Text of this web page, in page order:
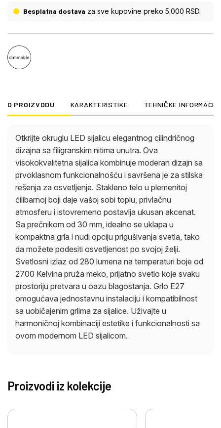
temperaturi boje od 2700 Kelvina pruža meko,
jednostavnu instalaciju i kompatibilnost sa
uobičajenim grlima za sijalice. Uživajte u
harmoničnoj kombinaciji estetike i funkcionalnosti
Besplatna dostava za sve kupovine preko 5.000 RSD.
O PROIZVODU KARAKTERISTIKE TEHNIČKE
Otkrijte okruglu LED sijalicu elegantnog cilindričnog
dizajna sa filigranskim nitima unutra. Ova
visokokvalitetna sijalica kombinuje moderan dizajn sa
prvoklasnom funkcionalnošću i savršena je za stilska
rešenja za osvetljenje. Stakleno telo u plemenitoj
ćilibarnoj boji daje vašoj sobi toplu, privlačnu
atmosferu i istovremeno postavlja ukusan akcenat.
Sa prečnikom od 30 mm, idealno se uklapa u
kompaktna grla i nudi opciju prigušivanja svetla, tako
da možete podesiti osvetljenost po svojoj želji.
Svetlosni izlaz od 280 lumena na temperaturi boje od
2700 Kelvina pruža meko, prijatno svetlo koje svaku
prostoriju pretvara u oazu blagostanja. Grlo E27
omogućava jednostavnu instalaciju i kompatibilnost
sa uobičajenim grlima za sijalice. Uživajte u
harmoničnoj kombinaciji estetike i funkcionalnosti sa
ovom modernom LED sijalicom.
Proizvodi iz kolekcije